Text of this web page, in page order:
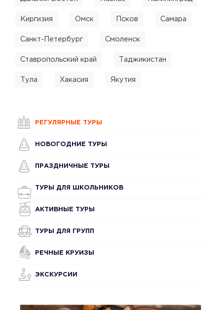
Киргизия Омск Псков Самара
Санкт-Петербург Смоленск
Ставропольский край Таджикистан
Тула Хакасия Якутия
РЕГУЛЯРНЫЕ ТУРЫ
НОВОГОДНИЕ ТУРЫ
ПРАЗДНИЧНЫЕ ТУРЫ
ТУРЫ ДЛЯ ШКОЛЬНИКОВ
АКТИВНЫЕ ТУРЫ
ТУРЫ ДЛЯ ГРУПП
РЕЧНЫЕ КРУИЗЫ
ЭКСКУРСИИ